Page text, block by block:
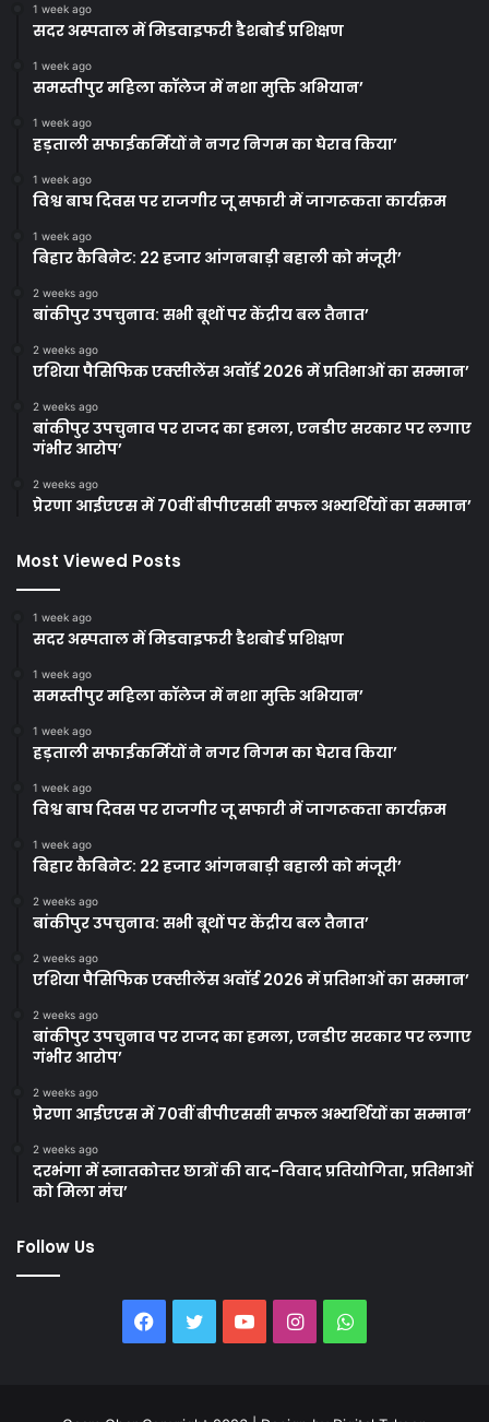
1 week ago
सदर अस्पताल में मिडवाइफरी डैशबोर्ड प्रशिक्षण
1 week ago
समस्तीपुर महिला कॉलेज में नशा मुक्ति अभियान’
1 week ago
हड़ताली सफाईकर्मियों ने नगर निगम का घेराव किया’
1 week ago
विश्व बाघ दिवस पर राजगीर जू सफारी में जागरूकता कार्यक्रम
1 week ago
बिहार कैबिनेट: 22 हजार आंगनबाड़ी बहाली को मंजूरी’
2 weeks ago
बांकीपुर उपचुनाव: सभी बूथों पर केंद्रीय बल तैनात’
2 weeks ago
एशिया पैसिफिक एक्सीलेंस अवॉर्ड 2026 में प्रतिभाओं का सम्मान’
2 weeks ago
बांकीपुर उपचुनाव पर राजद का हमला, एनडीए सरकार पर लगाए
गंभीर आरोप’
2 weeks ago
प्रेरणा आईएएस में 70वीं बीपीएससी सफल अभ्यर्थियों का सम्मान’
Most Viewed Posts
1 week ago
सदर अस्पताल में मिडवाइफरी डैशबोर्ड प्रशिक्षण
1 week ago
समस्तीपुर महिला कॉलेज में नशा मुक्ति अभियान’
1 week ago
हड़ताली सफाईकर्मियों ने नगर निगम का घेराव किया’
1 week ago
विश्व बाघ दिवस पर राजगीर जू सफारी में जागरूकता कार्यक्रम
1 week ago
बिहार कैबिनेट: 22 हजार आंगनबाड़ी बहाली को मंजूरी’
2 weeks ago
बांकीपुर उपचुनाव: सभी बूथों पर केंद्रीय बल तैनात’
2 weeks ago
एशिया पैसिफिक एक्सीलेंस अवॉर्ड 2026 में प्रतिभाओं का सम्मान’
2 weeks ago
बांकीपुर उपचुनाव पर राजद का हमला, एनडीए सरकार पर लगाए
गंभीर आरोप’
2 weeks ago
प्रेरणा आईएएस में 70वीं बीपीएससी सफल अभ्यर्थियों का सम्मान’
2 weeks ago
दरभंगा में स्नातकोत्तर छात्रों की वाद-विवाद प्रतियोगिता, प्रतिभाओं
को मिला मंच’
Follow Us
Facebook
TwitterYouTubeInstagramWhatsApp